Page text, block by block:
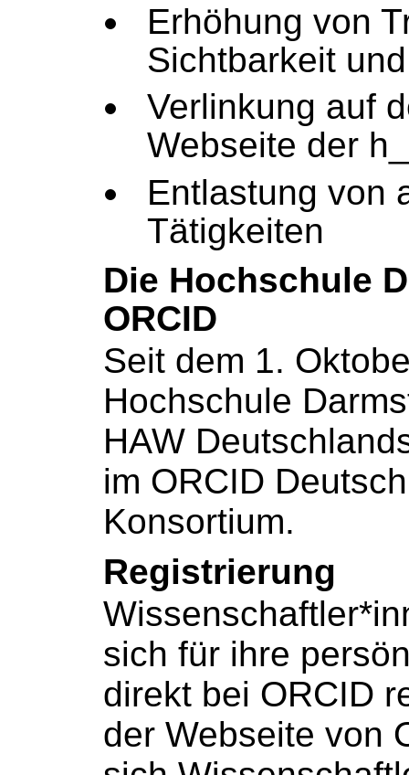
Erhöhung von
Sichtbarkeit
Verlinkung auf
Webseite der
Entlastung von
Tätigkeiten
Die Hochschule
ORCID
Seit dem 1.
Hochschule
HAW
im ORCID
Konsortium.
Registrierung
sich für ihre
direkt bei ORCID
der Webseite von